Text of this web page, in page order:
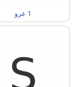
1 عرو